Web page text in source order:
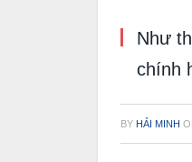
Như
chính
BY HẢI MINH